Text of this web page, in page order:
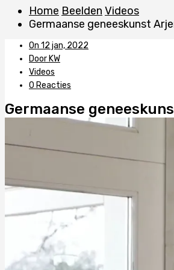
Home Beelden Videos
Germaanse geneeskunst
On 12 jan, 2022
Door KW
Videos
0 Reacties
Germaanse